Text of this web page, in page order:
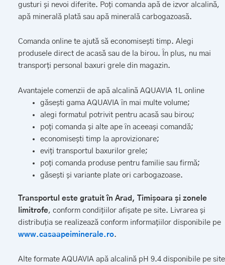
gusturi și nevoi diferite. Poți comanda apă de izvor alcalină,
apă minerală plată sau apă minerală carbogazoasă.
Comanda online te ajută să economisești timp. Alegi
produsele direct de acasă sau de la birou. În plus, nu mai
transporți personal baxuri grele din magazin.
Avantajele comenzii de apă alcalină AQUAVIA 1L online
găsești gama AQUAVIA în mai multe volume;
alegi formatul potrivit pentru acasă sau birou;
poți comanda și alte ape în aceeași comandă;
economisești timp la aprovizionare;
eviți transportul baxurilor grele;
poți comanda produse pentru familie sau firmă;
găsești și variante plate ori carbogazoase.
Transportul este gratuit în Arad, Timișoara și zonele
limitrofe, conform condițiilor afișate pe site. Livrarea și
distribuția se realizează conform informațiilor disponibile pe
www.casaapeiminerale.ro.
Alte formate AQUAVIA apă alcalină pH 9.4 disponibile pe site